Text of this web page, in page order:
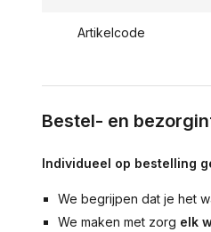
Artikelcode
Bestel- en
Individueel op bestelling
We begrijpen dat je het
We maken met zorg elk